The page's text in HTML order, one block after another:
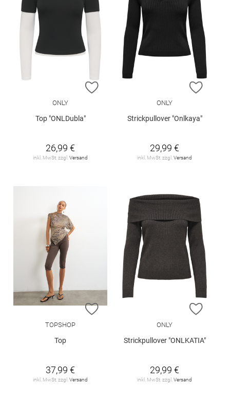
ZUR WUNSCHLISTE HINZUFÜGEN
ONLY
Top "ONLDubla"
26,99 €
inkl. MwSt. zzgl. Versand
ZUR
ONLY
Strickpullover "Onlkaya"
29,99 €
inkl. MwSt. zzgl. Versand
ZUR WUNSCHLISTE HINZUFÜGEN
TOPSHOP
Top
37,99 €
inkl. MwSt. zzgl. Versand
ZUR
ONLY
Strickpullover "ONLKATIA"
29,99 €
inkl. MwSt. zzgl. Versand